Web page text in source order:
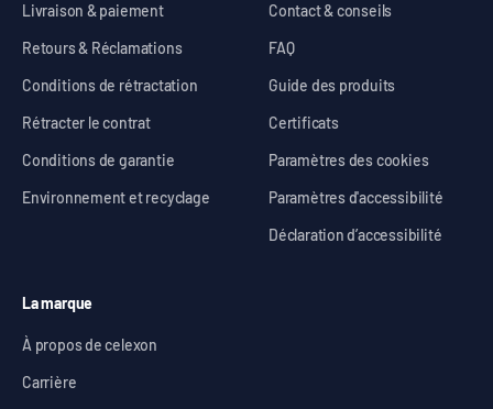
Livraison & paiement
Retours & Réclamations
Conditions de rétractation
Rétracter le contrat
Conditions de garantie
Environnement et recyclage
Contact & conseils
FAQ
Guide des produits
Certificats
Paramètres des cookies
Paramètres d'accessibilité
Déclaration d’accessibilité
La marque
À propos de celexon
Carrière